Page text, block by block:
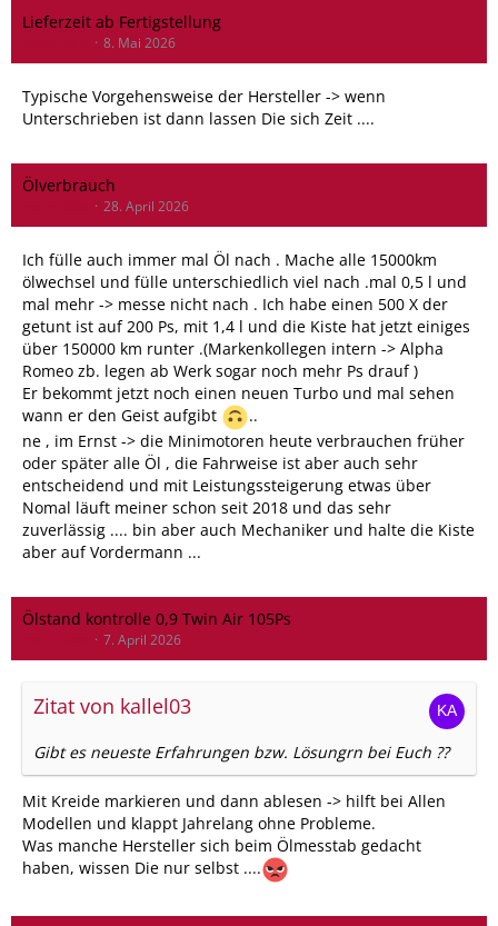
Lieferzeit ab Fertigstellung
8. Mai 2026
Typische Vorgehensweise der Hersteller -> wenn
Unterschrieben ist dann lassen Die sich Zeit ....
Ölverbrauch
28. April 2026
Ich fülle auch immer mal Öl nach . Mache alle 15000km
ölwechsel und fülle unterschiedlich viel nach .mal 0,5 l und
mal mehr -> messe nicht nach . Ich habe einen 500 X der
getunt ist auf 200 Ps, mit 1,4 l und die Kiste hat jetzt einiges
über 150000 km runter .(Markenkollegen intern -> Alpha
Romeo zb. legen ab Werk sogar noch mehr Ps drauf )
Er bekommt jetzt noch einen neuen Turbo und mal sehen
wann er den Geist aufgibt
..
ne , im Ernst -> die Minimotoren heute verbrauchen früher
oder später alle Öl , die Fahrweise ist aber auch sehr
entscheidend und mit Leistungssteigerung etwas über
Nomal läuft meiner schon seit 2018 und das sehr
zuverlässig .... bin aber auch Mechaniker und halte die Kiste
aber auf Vordermann ...
Ölstand kontrolle 0,9 Twin Air 105Ps
7. April 2026
Zitat von kallel03
Gibt es neueste Erfahrungen bzw. Lösungrn bei Euch ??
Mit Kreide markieren und dann ablesen -> hilft bei Allen
Modellen und klappt Jahrelang ohne Probleme.
Was manche Hersteller sich beim Ölmesstab gedacht
haben, wissen Die nur selbst ....